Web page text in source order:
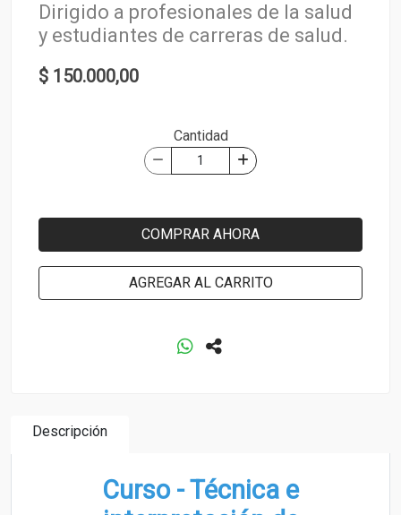
Dirigido a profesionales de la salud
y estudiantes de carreras de salud.
$ 150.000,00
Cantidad
COMPRAR AHORA
AGREGAR AL CARRITO
Descripción
Curso - Técnica e